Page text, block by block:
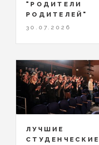
"РОДИТЕЛИ
РОДИТЕЛЕЙ"
30.07.2026
ЛУЧШИЕ
СТУДЕНЧЕСКИЕ